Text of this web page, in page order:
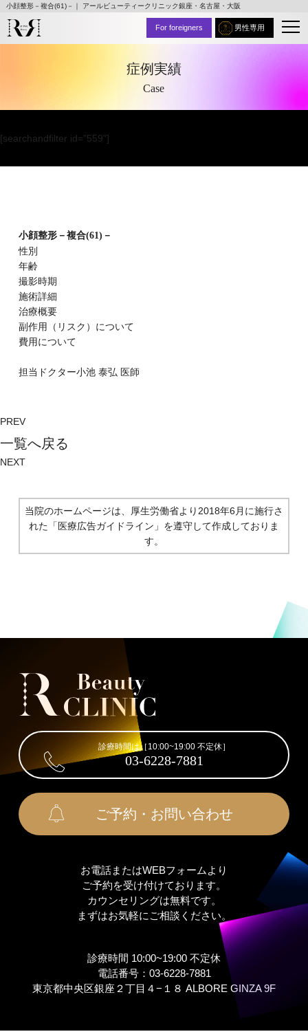
小顔整形－複合(61)－｜ アールビューティークリニック銀座・名古屋・大阪
男性専用
For foreigners
症例実績
Case
[searchandfilter id="559"]
小顔整形－複合(61)－
性別
年齢
撮影時期
施術詳細
治療概要
副作⽤（リスク）について
費⽤について
担当ドクター小池 泰弘 医師
PREV
⼀覧へ戻る
NEXT
当院のホームページは、厚生労働省より2018年6月に施行さ
れた 「医療広告ガイドライン」を遵守して作成しておりま
す。
診療時間は［10:00~19:00 不定休］
03-6228-7881
ご予約・お問い合わせ
お電話またはWEBフォームより
ご予約を受け付けております。
カウンセリングは無料です。
まずはお気軽にご相談ください。
診療時間 10:00~19:00 不定休
電話番号：03-6228-7881
東京都中央区銀座２丁⽬４−１８ ALBORE GINZA 9F